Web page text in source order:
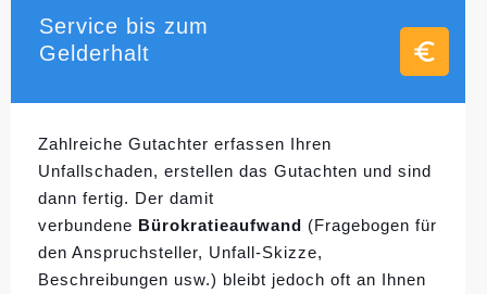
Service bis zum
Gelderhalt
Zahlreiche Gutachter erfassen Ihren
Unfallschaden, erstellen das Gutachten und sind
dann fertig. Der damit
verbundene Bürokratieaufwand (Fragebogen für
den Anspruchsteller, Unfall-Skizze,
Beschreibungen usw.) bleibt jedoch oft an Ihnen